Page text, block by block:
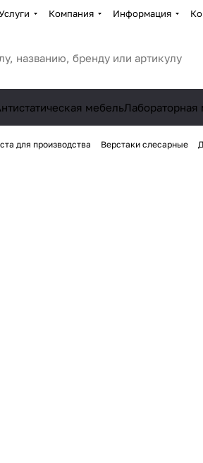
Компания Информация
мебельЛабораторная
для производства Верстаки слесарные